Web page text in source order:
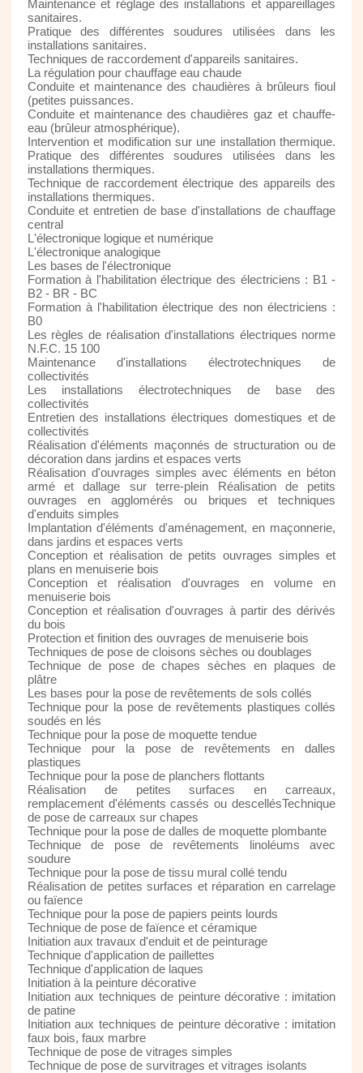
Maintenance et réglage des installations et appareillages
sanitaires.
Pratique des différentes soudures utilisées dans les
installations sanitaires.
Techniques de raccordement d'appareils sanitaires.
La régulation pour chauffage eau chaude
Conduite et maintenance des chaudières à brûleurs fioul
(petites puissances.
Conduite et maintenance des chaudières gaz et chauffe-
eau (brûleur atmosphérique).
Intervention et modification sur une installation thermique.
Pratique des différentes soudures utilisées dans les
installations thermiques.
Technique de raccordement électrique des appareils des
installations thermiques.
Conduite et entretien de base d'installations de chauffage
central
L'électronique logique et numérique
L'électronique analogique
Les bases de l'électronique
Formation à l'habilitation électrique des électriciens : B1 -
B2 - BR - BC
Formation à l'habilitation électrique des non électriciens :
B0
Les règles de réalisation d'installations électriques norme
N.F.C. 15 100
Maintenance d'installations électrotechniques de
collectivités
Les installations électrotechniques de base des
collectivités
Entretien des installations électriques domestiques et de
collectivités
Réalisation d'éléments maçonnés de structuration ou de
décoration dans jardins et espaces verts
Réalisation d'ouvrages simples avec éléments en béton
armé et dallage sur terre-plein Réalisation de petits
ouvrages en agglomérés ou briques et techniques
d'enduits simples
Implantation d'éléments d'aménagement, en maçonnerie,
dans jardins et espaces verts
Conception et réalisation de petits ouvrages simples et
plans en menuiserie bois
Conception et réalisation d'ouvrages en volume en
menuiserie bois
Conception et réalisation d'ouvrages à partir des dérivés
du bois
Protection et finition des ouvrages de menuiserie bois
Techniques de pose de cloisons sèches ou doublages
Technique de pose de chapes sèches en plaques de
plâtre
Les bases pour la pose de revêtements de sols collés
Technique pour la pose de revêtements plastiques collés
soudés en lés
Technique pour la pose de moquette tendue
Technique pour la pose de revêtements en dalles
plastiques
Technique pour la pose de planchers flottants
Réalisation de petites surfaces en carreaux,
remplacement d'éléments cassés ou descellésTechnique
de pose de carreaux sur chapes
Technique pour la pose de dalles de moquette plombante
Technique de pose de revêtements linoléums avec
soudure
Technique pour la pose de tissu mural collé tendu
Réalisation de petites surfaces et réparation en carrelage
ou faïence
Technique pour la pose de papiers peints lourds
Technique de pose de faïence et céramique
Initiation aux travaux d'enduit et de peinturage
Technique d'application de paillettes
Technique d'application de laques
Initiation à la peinture décorative
Initiation aux techniques de peinture décorative : imitation
de patine
Initiation aux techniques de peinture décorative : imitation
faux bois, faux marbre
Technique de pose de vitrages simples
Technique de pose de survitrages et vitrages isolants